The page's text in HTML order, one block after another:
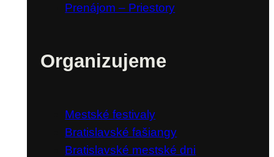
Prenájom – Priestory
Organizujeme
Mestské festivaly
Bratislavské fašiangy
Bratislavské mestské dni